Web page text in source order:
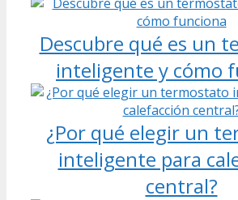
Descubre qué es un
inteligente y cómo
¿Por qué elegir un
inteligente para
central?